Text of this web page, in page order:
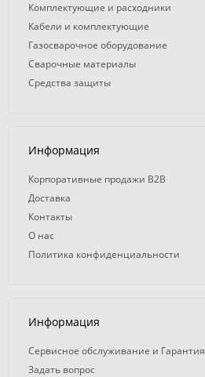
Комплектующие и расходники
Кабели и комплектующие
Газосварочное оборудование
Сварочные материалы
Средства защиты
Информация
Корпоративные продажи B2B
Доставка
Контакты
О нас
Политика конфиденциальности
Информация
Сервисное обслуживание и Гарантия
Задать вопрос